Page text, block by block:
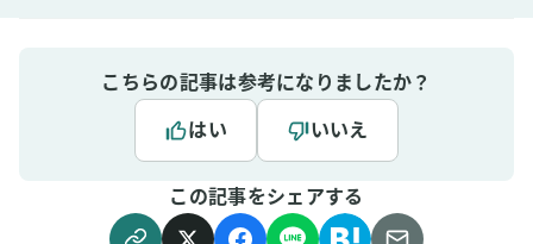
こちらの記事は参考になりましたか？
はい
いいえ
この記事をシェアする